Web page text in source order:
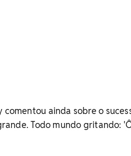
comentou ainda sobre o
Todo mundo gritando: